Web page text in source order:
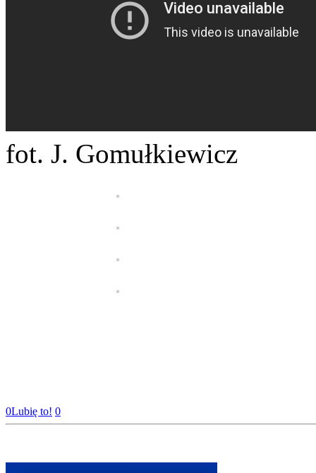
fot. J. Gomułkiewicz
0Lubię to! 0